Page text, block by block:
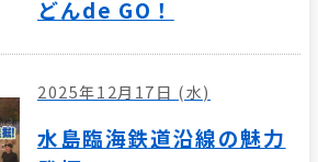
どんde GO！
2025年12月17日 (水)
水島臨海鉄道沿線の魅力